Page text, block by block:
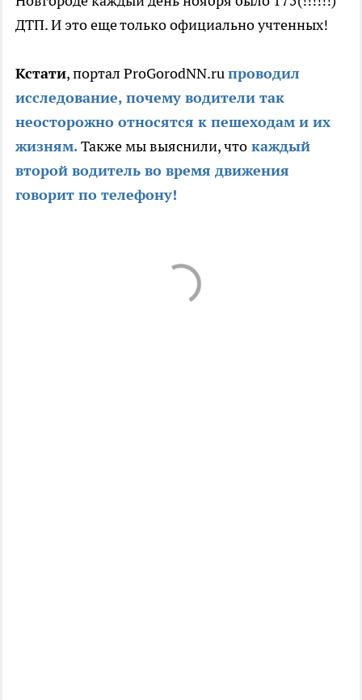
ДТП. И это еще только официально учтенных!
Кстати, портал ProGorodNN.ruпроводил
исследование, почему водители так
неосторожно относятся к пешеходам и их
жизням. Также мы выяснили, что каждый
второй водитель во время движения
говорит по телефону!